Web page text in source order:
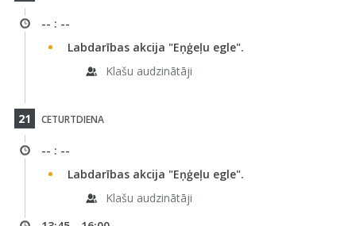
-- : --
Labdarības akcija "Eņģeļu egle".
Klašu audzinātāji
21 CETURTDIENA
-- : --
Labdarības akcija "Eņģeļu egle".
Klašu audzinātāji